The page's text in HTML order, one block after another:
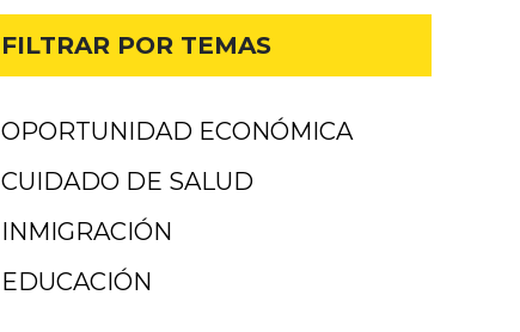
FILTRAR POR TEMAS
OPORTUNIDAD ECONÓMICA
CUIDADO DE SALUD
INMIGRACIÓN
EDUCACIÓN